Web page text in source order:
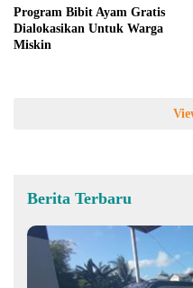
Program Bibit Ayam Gratis
Dialokasikan Untuk Warga
Miskin
Berita Terbaru